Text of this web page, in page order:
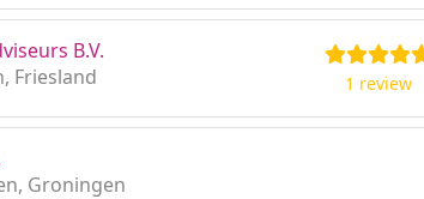
B.V.
Friesland
1 review
Groningen